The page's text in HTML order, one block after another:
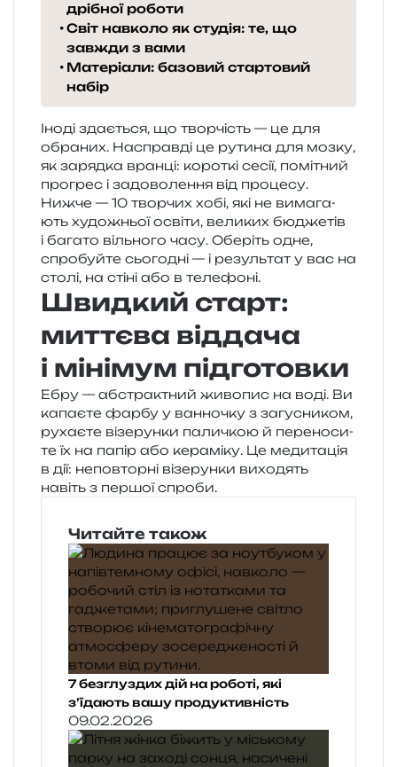
дрібної роботи
Світ навколо як студія: те, що
завжди з вами
Матеріали: базовий стартовий
набір
Іноді зда­є­ться, що твор­чість — це для
обра­них. Насправді це рути­на для мозку,
як заряд­ка вран­ці: коро­ткі сесії, помі­тний
про­грес і задо­во­ле­н­ня від про­це­су.
Нижче — 10 твор­чих хобі, які не вима­га­
ють худо­жньої осві­ти, вели­ких бюдже­тів
і бага­то віль­но­го часу. Оберіть одне,
спро­буй­те сьо­го­дні — і резуль­тат у вас на
столі, на стіні або в телефоні.
Швидкий старт:
миттєва віддача
і мінімум підготовки
Ебру — абстра­ктний живо­пис на воді. Ви
капа­є­те фарбу у ван­но­чку з загу­сни­ком,
руха­є­те візе­рун­ки пали­чкою й пере­но­си­
те їх на папір або кера­мі­ку. Це меди­та­ція
в дії: непо­втор­ні візе­рун­ки вихо­дять
навіть з пер­шої спроби.
Читайте також
7 безглуздих дій на роботі, які
з’їдають вашу продуктивність
09.02.2026